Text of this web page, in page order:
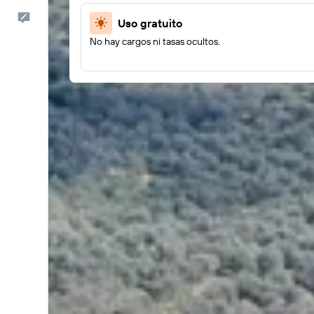
Comentarios Uso gratuito
No hay cargos ni tasas ocultos.